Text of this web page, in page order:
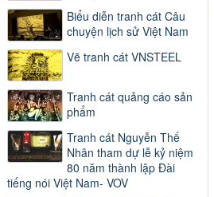
Biểu diễn tranh cát Câu
chuyện lịch sử Việt Nam
Vẽ tranh cát VNSTEEL
Tranh cát quảng cáo sản
phẩm
Tranh cát Nguyễn Thế
Nhân tham dự lễ kỷ niệm
80 năm thành lập Đài
tiếng nói Việt Nam- VOV